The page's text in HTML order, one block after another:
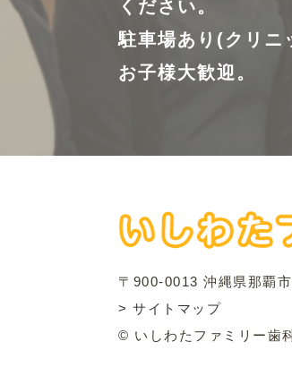
ください。
駐車場あり(クリニ
お子様大歓迎。
〒900-0013 沖縄県那覇
> サイトマップ
© いしわたファミリー歯